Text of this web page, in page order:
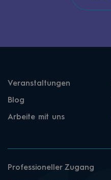
Veranstaltungen
Blog
Arbeite mit uns
Professioneller Zugang